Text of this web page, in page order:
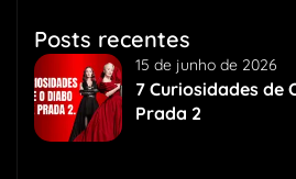
Posts recentes
15 de junho de 2026
7 Curiosidades de
Prada 2